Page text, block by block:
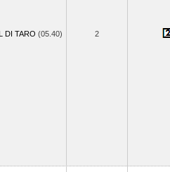
DI TARO (05.40) 2